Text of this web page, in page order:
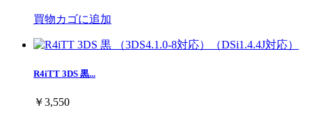
買物カゴに追加
R4iTT 3DS 黒...
￥3,550